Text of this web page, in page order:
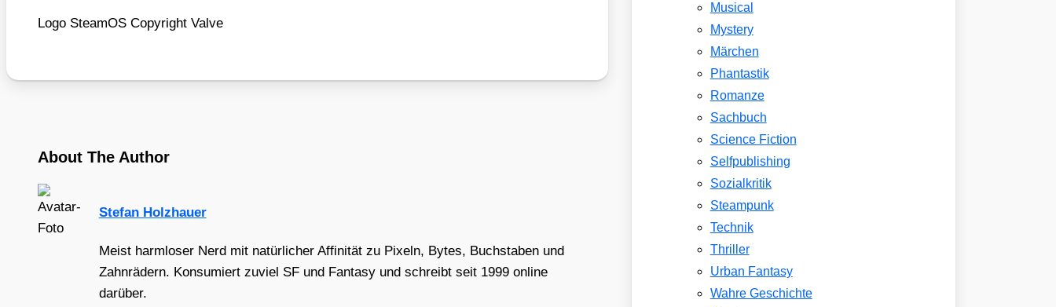
Logo Steam­OS Copy­right Val­ve
About The Author
Stefan Holzhauer
Meist harmloser Nerd mit natürlicher Affinität zu Pixeln, Bytes, Buchstaben und
Zahnrädern. Konsumiert zuviel SF und Fantasy und schreibt seit 1999 online
darüber.
Musical
Mystery
Märchen
Phantastik
Romanze
Sachbuch
Science Fiction
Selfpublishing
Sozialkritik
Steampunk
Technik
Thriller
Urban Fantasy
Wahre Geschichte